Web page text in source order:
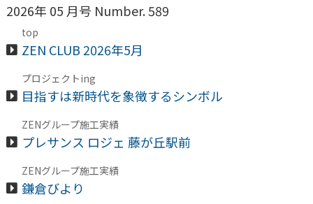
2026年 05 月号 Number. 589
top
ZEN CLUB 2026年5月
プロジェクトing
目指すは新時代を象徴するシンボル
ZENグループ施工実績
プレサンス ロジェ 藤が丘駅前
ZENグループ施工実績
鎌倉びより